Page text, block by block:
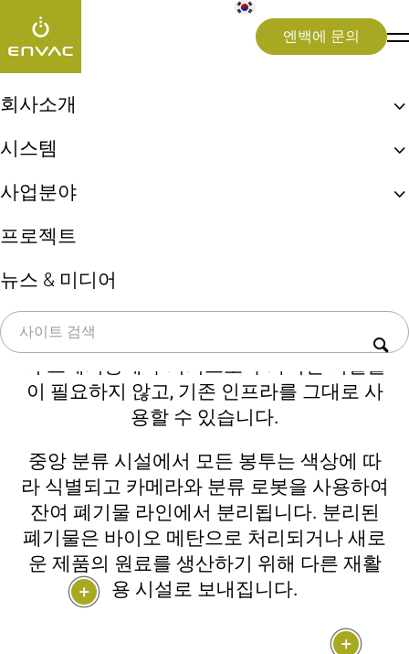
회사소개
엔백 ReFlow
엔백 UX 체험
시스템
상업용 키친시스템
의료 폐기물 시스템
사업분야
병원(Healthcare)
공항(Airports)
프로젝트
뉴스 & 미디어
엔백에 문의
Envac City>Envac City – Citys
분류 시설은 비용 효율적인 폐기물 수거 및
기술은 가정에서 나오는 생활 폐기물과 재활
용품을 다른 색상의 봉투로 분리하는 것을
기반으로 합니다. 모든 폐기물 봉투는 하나
의 쓰레기통에 수거되므로 추가적인 시설물
이 필요하지 않고, 기존 인프라를 그대로 사
용할 수 있습니다.
중앙 분류 시설에서 모든 봉투는 색상에 따
라 식별되고 카메라와 분류 로봇을 사용하여
잔여 폐기물 라인에서 분리됩니다. 분리된
폐기물은 바이오 메탄으로 처리되거나 새로
운 제품의 원료를 생산하기 위해 다른 재활
용 시설로 보내집니다.